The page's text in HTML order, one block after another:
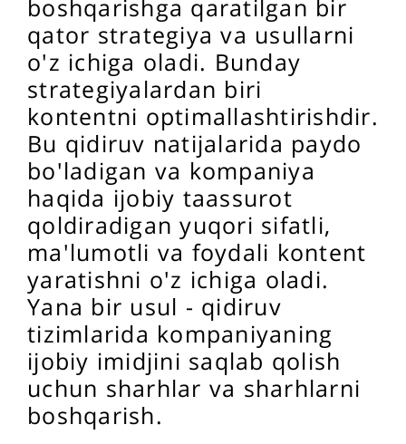
boshqarishga qaratilgan bir
qator strategiya va usullarni
o'z ichiga oladi. Bunday
strategiyalardan biri
kontentni optimallashtirishdir.
Bu qidiruv natijalarida paydo
bo'ladigan va kompaniya
haqida ijobiy taassurot
qoldiradigan yuqori sifatli,
ma'lumotli va foydali kontent
yaratishni o'z ichiga oladi.
Yana bir usul - qidiruv
tizimlarida kompaniyaning
ijobiy imidjini saqlab qolish
uchun sharhlar va sharhlarni
boshqarish.